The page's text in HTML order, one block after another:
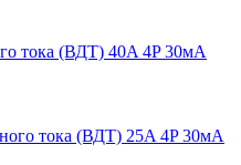
тока (ВДТ) 40A 4P 30мА